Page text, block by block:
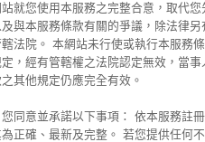
就您使用本服務之完整合意，取代
與本服務條款有關的爭議，除法律
法院。 本網站未行使或執行本服務
，經有管轄權之法院認定無效，當
其他規定仍應完全有效。
同意並承諾以下事項： 依本服務註
正確、最新及完整。 若您提供任何